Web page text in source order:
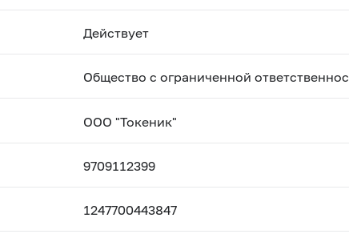
Действует
Общество с ограниченной
ООО "Токеник"
9709112399
1247700443847